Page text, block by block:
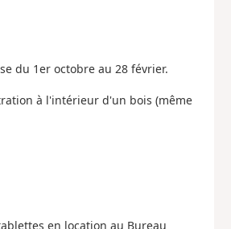
du 1er octobre au 28 février.
à l'intérieur d'un bois (même
en location au Bureau